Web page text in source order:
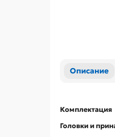
Описание
Комплектация
Головки и